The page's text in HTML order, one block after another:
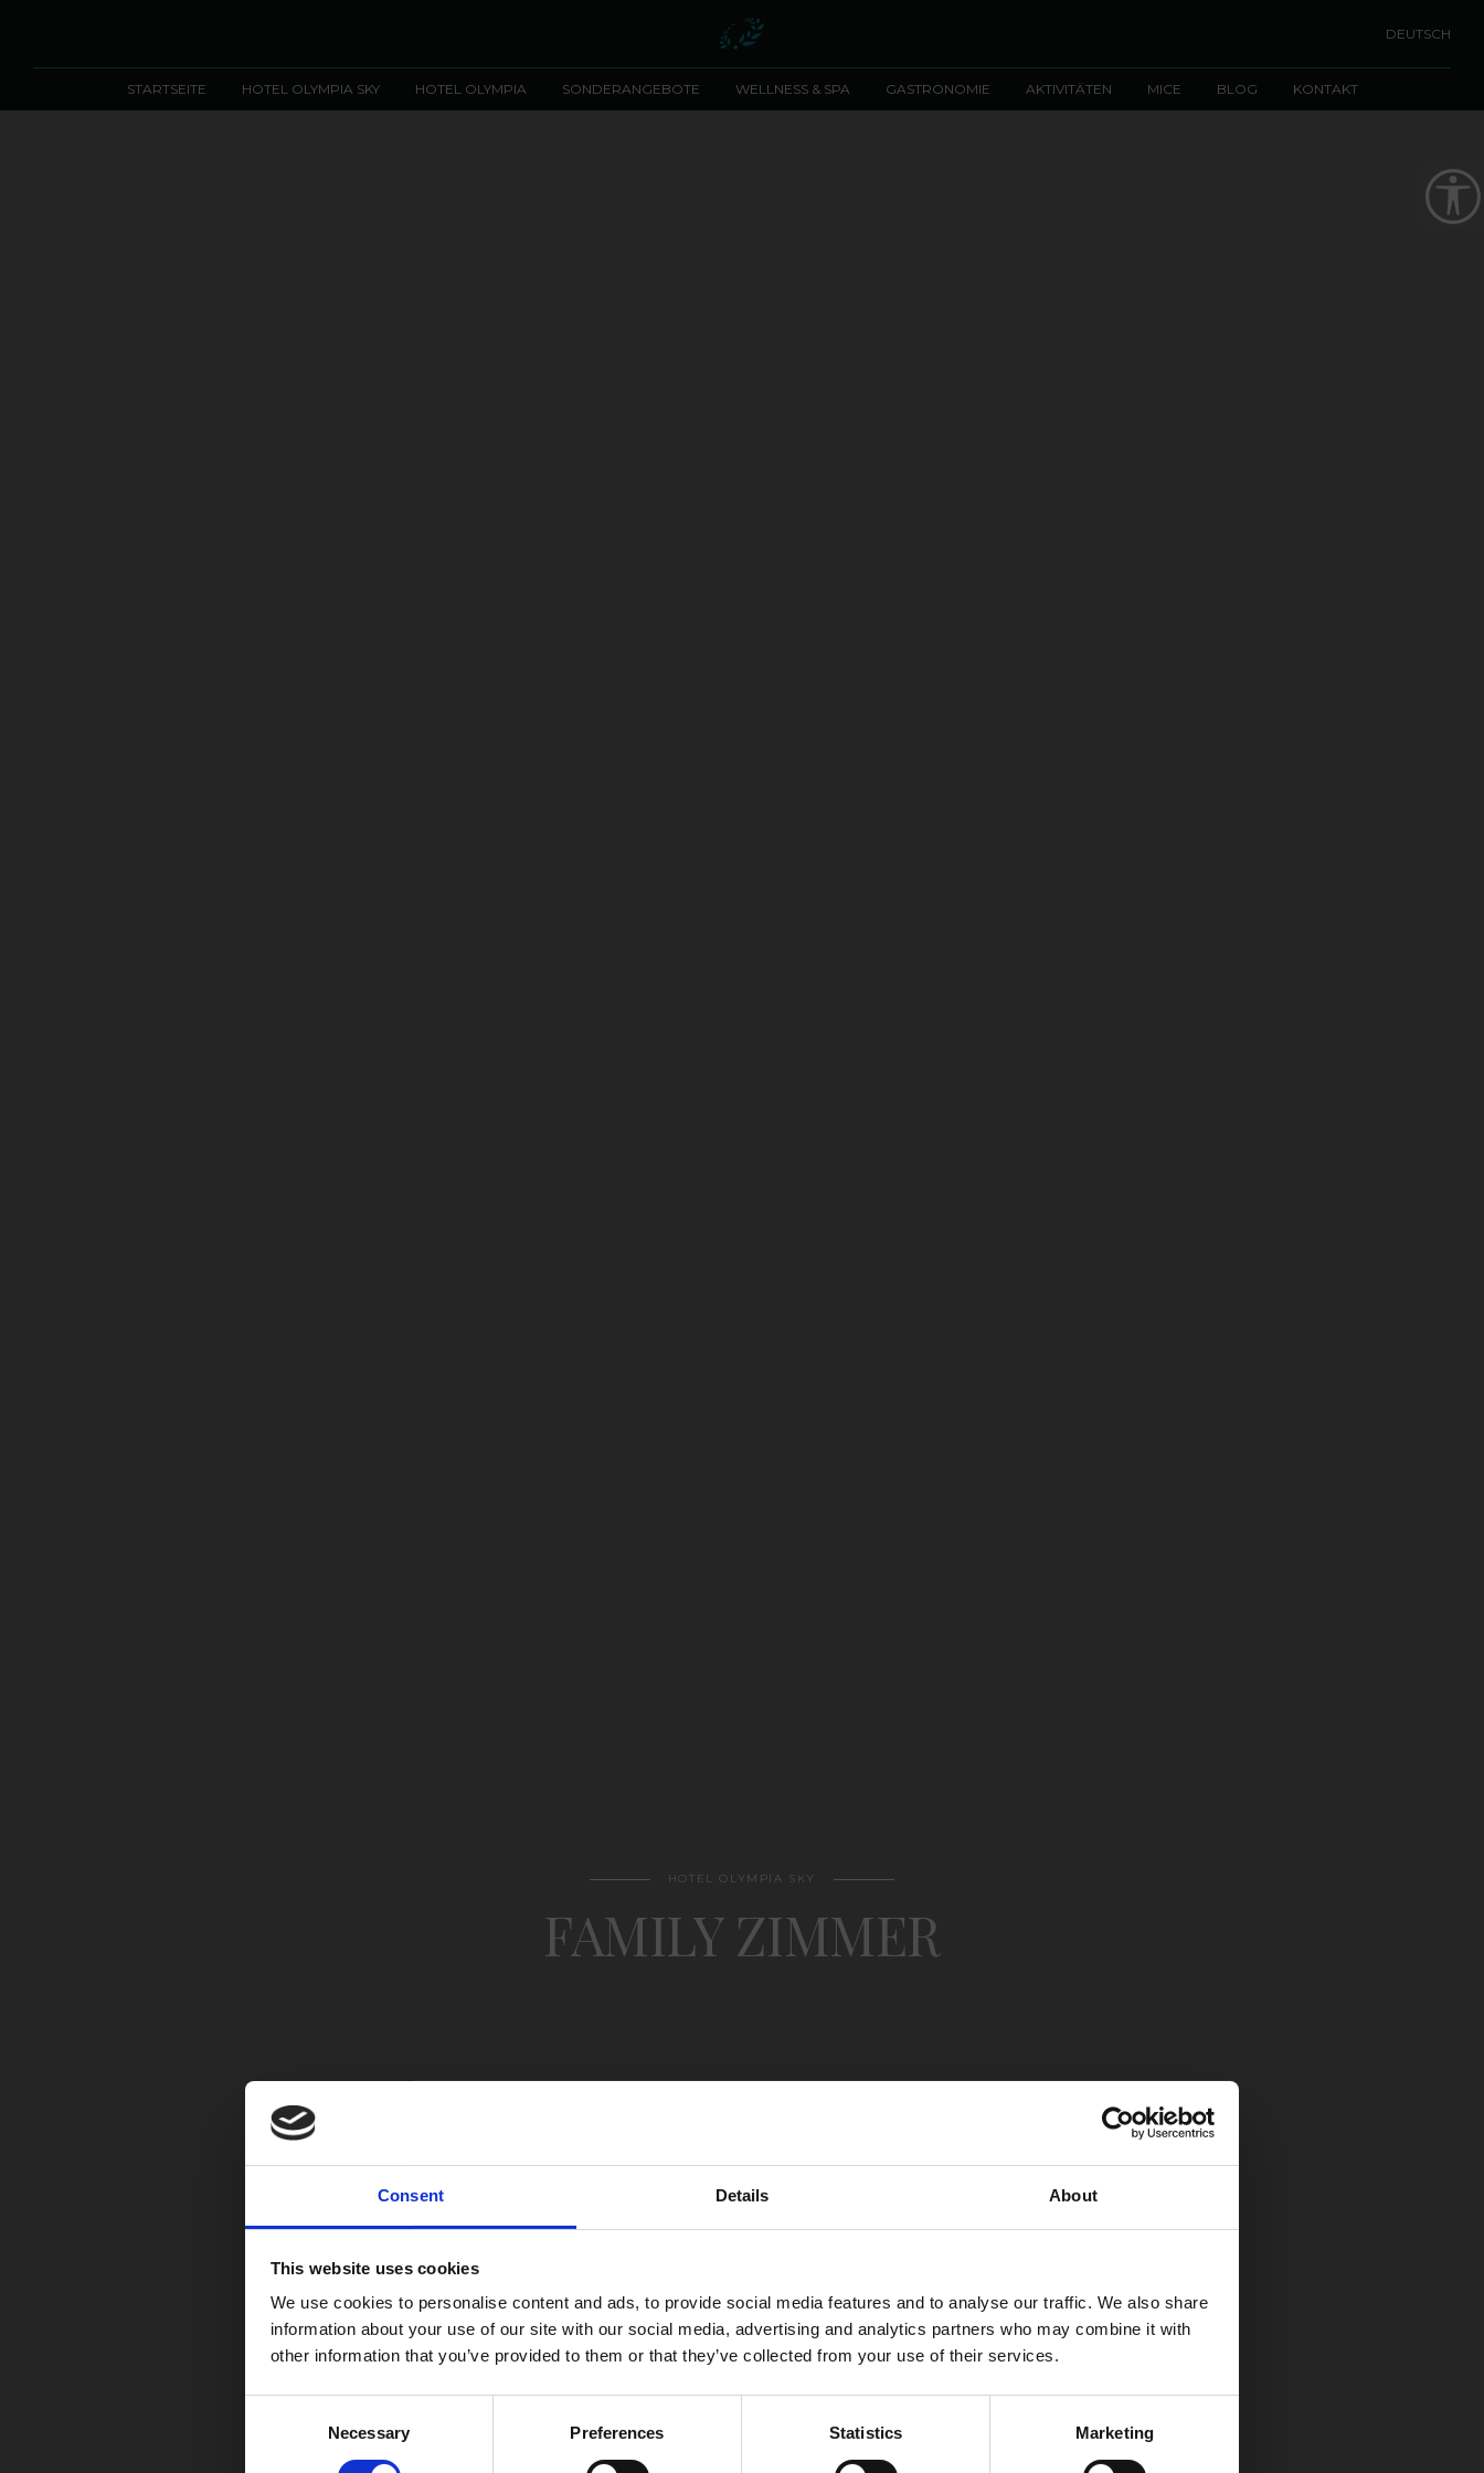
Consent Details About
This website uses cookies
We use cookies to personalise content and ads, to provide social media features and to analyse our traffic. We also share
information about your use of our site with our social media, advertising and analytics partners who may combine it with
other information that you’ve provided to them or that they’ve collected from your use of their services.
Necessary Preferences Statistics Marketing
GRÜNER AUFSTIEG ZUM OLYMP – Grüne und
digitale Transformation des Hotels Olympia
Vodice
Das Projekt wird von der Europäischen Union im
Rahmen des nationalen Aufbau- und
Resilienzfazilität, mitfinanziert.
DEUTSCH
STARTSEITE HOTEL OLYMPIA SKY HOTEL OLYMPIA SONDERANGEBOTE WELLNESS & SPA GASTRONOMIE AKTIVITÄTEN MICE BLOG KONTAKT
HOTEL OLYMPIA SKY
FAMILY ZIMMER